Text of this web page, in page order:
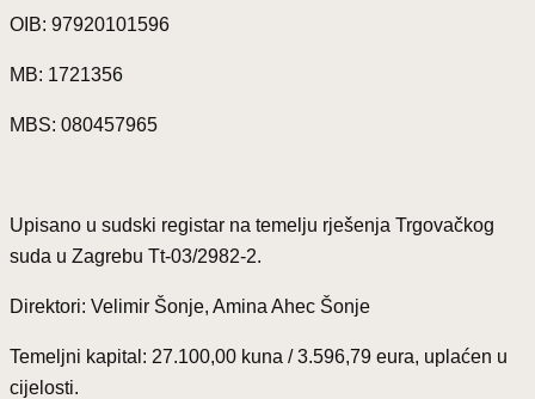
OIB: 97920101596
MB: 1721356
MBS: 080457965
Upisano u sudski registar na temelju rješenja Trgovačkog
suda u Zagrebu Tt-03/2982-2.
Direktori: Velimir Šonje, Amina Ahec Šonje
Temeljni kapital: 27.100,00 kuna / 3.596,79 eura, uplaćen u
cijelosti.